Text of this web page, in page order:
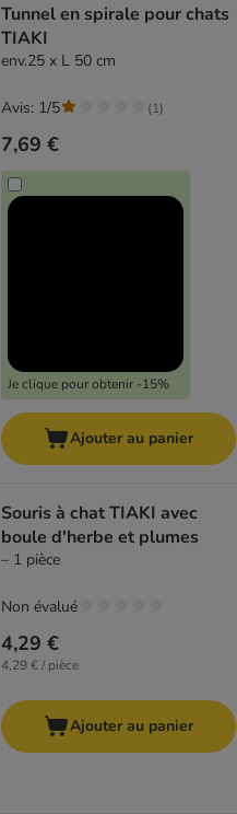
Tunnel en spirale pour chats
TIAKI
env.25 x L 50 cm
7,69 €
Je clique pour obtenir -15%
Avis: 1/5 (1)
Ajouter au panier
Souris à chat TIAKI avec
boule d'herbe et plumes
– 1 pièce
4,29 €
4,29 € / pièce
Non évalué
Ajouter au panier